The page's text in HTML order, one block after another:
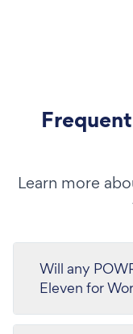
Learn more
Will any
Eleven for